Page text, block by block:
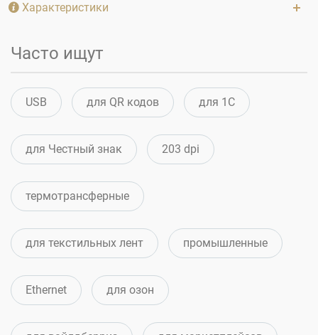
Характеристики
Часто ищут
USB для QR кодов для 1С
для Честный знак 203 dpi
термотрансферные
для текстильных лент промышленные
Ethernet для озон